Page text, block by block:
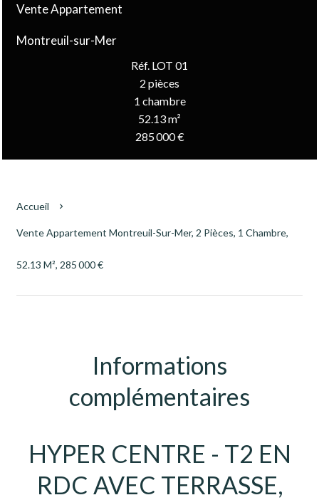
Vente Appartement
Montreuil-sur-Mer
Réf. LOT 01
2 pièces
1 chambre
52.13 m²
285 000 €
Accueil
Vente Appartement Montreuil-Sur-Mer, 2 Pièces, 1 Chambre,
52.13 M², 285 000 €
Informations
complémentaires
HYPER CENTRE - T2 EN
RDC AVEC TERRASSE,